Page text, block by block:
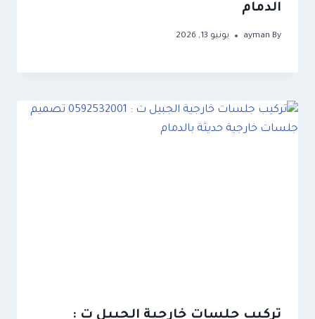
الدمام
By
ayman يونيو 13, 2026
تركيب جلسات خارجية الجبيل ت :